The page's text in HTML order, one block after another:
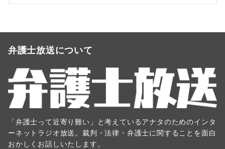
弁護士放送について
「弁護士って近寄り難い」と考えているアナタのためのインタ
ーネットラジオ放送。裁判・法律・弁護士に関することを面白
おかしくお話しいたします。